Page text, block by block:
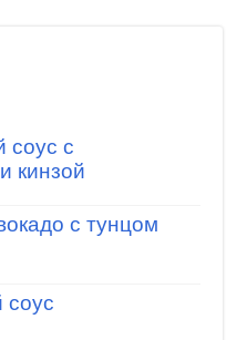
соус с
кинзой
с тунцом
соус